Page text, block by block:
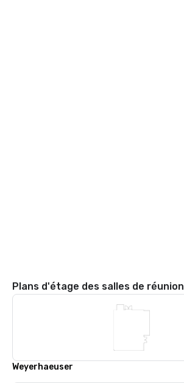
Plans d'étage des salles de réunion
Weyerhaeuser